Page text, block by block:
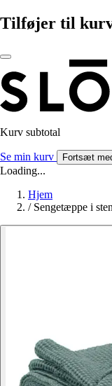
Tilføjer til
Kurv subtotal
Se min kurv Fortsæt
Loading...
Hjem
/ Sengetæppe i